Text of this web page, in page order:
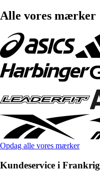
Alle vores mærker
Opdag alle vores mærker
Kundeservice i Frankrig